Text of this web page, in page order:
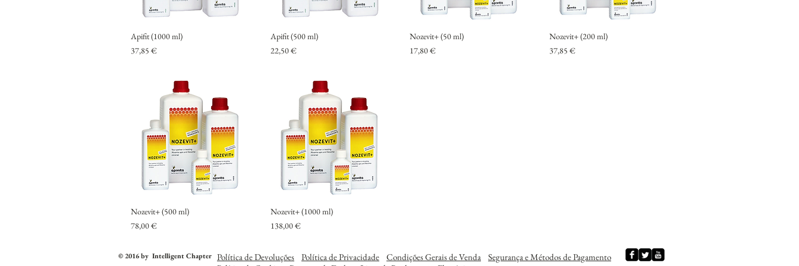
Apifit (1000 ml)
Preço
37,85 €
Apifit (500 ml)
Preço
22,50 €
Nozevit+ (50 ml)
Preço
17,80 €
Nozevit+ (200 ml)
Preço
37,85 €
Nozevit+ (500 ml)
Preço
78,00 €
Nozevit+ (1000 ml)
Preço
138,00 €
© 2016 by Intelligent Chapter Política de Devoluções Política de Privacidade Condições Gerais de Venda
Segurança e Métodos de Pagamento